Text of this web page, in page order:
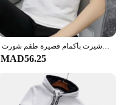
بدلة رياضية رجالية غير رسمية صيفية كورية عصرية للشباب الطلاب فضفاضة مقاسات كبيرة تي شيرت بأكمام قصيرة طقم شورت
MAD56.25